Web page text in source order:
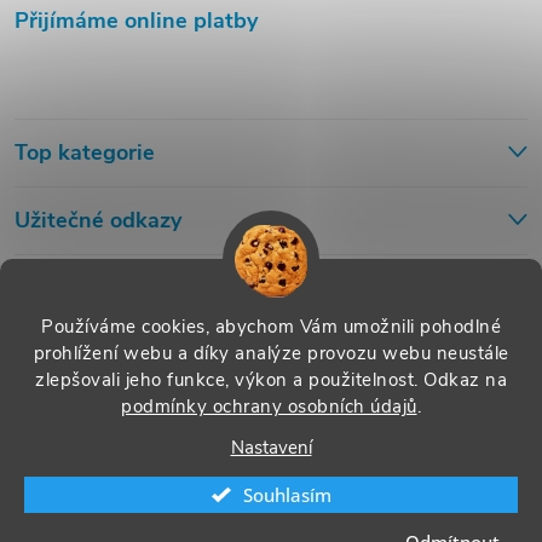
Používáme cookies, abychom Vám umožnili pohodlné
prohlížení webu a díky analýze provozu webu neustále
zlepšovali jeho funkce, výkon a použitelnost. Odkaz na
podmínky ochrany osobních údajů.
Nastavení
Souhlasím
Přijímáme online platby
Top kategorie
Užitečné odkazy
Copyright 2026Cleno.cz. Všechna práva vyhrazena.Upravit nastavení